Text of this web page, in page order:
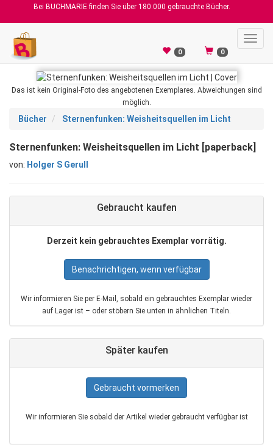
Bei BUCHMARIE finden Sie über 180.000 gebrauchte Bücher.
0 0
Das ist kein Original-Foto des angebotenen Exemplares. Abweichungen sind
möglich.
Bücher Sternenfunken: Weisheitsquellen im Licht
Sternenfunken: Weisheitsquellen im Licht [paperback]
von: Holger S Gerull
Gebraucht kaufen
Derzeit kein gebrauchtes Exemplar vorrätig.
Benachrichtigen, wenn verfügbar
Wir informieren Sie per E‑Mail, sobald ein gebrauchtes Exemplar wieder
auf Lager ist – oder stöbern Sie unten in ähnlichen Titeln.
Später kaufen
Gebraucht vormerken
Wir informieren Sie sobald der Artikel wieder gebraucht verfügbar ist